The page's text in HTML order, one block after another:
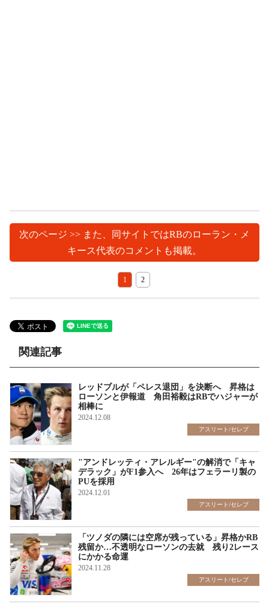
次のページ >> また、同サイトではRBのローラン・メ
キース代表のコメントも掲載。
1 2
関連記事
レッドブルが「ペレス退団」を決断へ 昇格は
ローソンと伊報道 角田裕毅はRBでハジャーが
相棒に
2024.12.08
アスリート/セレブ
"アンドレッティ・アレルギー"の解消で「キャ
デラック」がF1参入へ 26年はフェラーリ製の
PUを採用
2024.12.01
アスリート/セレブ
「ツノダの隣には空席が残っている」昇格かRB
残留か…不透明なローソンの去就 残り2レース
にかかる命運
2024.11.28
アスリート/セレブ